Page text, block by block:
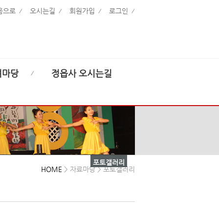
로그인
회원가입
오시는길
으로
당 정읍사 오시는길
HOME > 자료마당 > 포토갤러리
포토갤러리